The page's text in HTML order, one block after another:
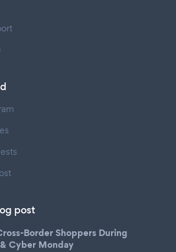
post
Border Shoppers During
Cyber Monday